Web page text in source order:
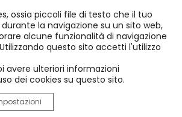
SDP a
ossia piccoli file di testo che il tuo
la navigazione su un sito web,
alcune funzionalità di navigazione
questo sito accetti l'utilizzo
avere ulteriori informazioni
dei cookies su questo sito.